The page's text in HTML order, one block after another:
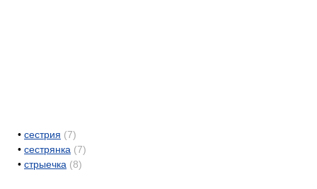
• сестрия (7)
• сестрянка (7)
• стрыечка (8)